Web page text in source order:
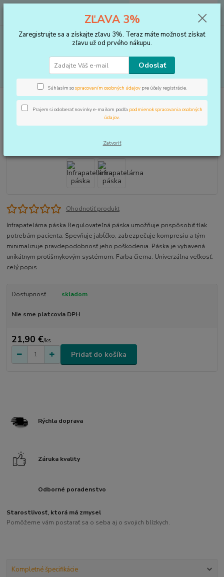
za0 €
Úvod BANDÁŽE Infrapatelárna páska
Infrapatelárna páska
Ohodnotiť produkt
Infrapatelárna páska Regulovateľná páska umožňuje prispôsobiť tlak
potrebám pacienta. Spevňuje jabĺčko, zabezpečuje kompresiu a tým
minimalizuje pravdepodobnosť jeho poškodenia. Páska je vybavená
unikátnym protišmykovým systémom. Farba čierna. Univerzálna veľkosť.
celý popis
Dostupnosť skladom
Nie sme platcovia DPH
21,90 €/ks
Pridať do košíka
Rýchla doprava
Záruka kvality
Odborné poradenstvo
Starostlivosť, ktorá má zmysel
Pomôžeme vám postarať sa o seba aj o svojich blízkych.
Kompletné špecifikácie
ZĽAVA 3%
Zaregistrujte sa a získajte zľavu 3%. Teraz máte možnosť získať
zľavu už od prvého nákupu.
Odoslať
Súhlasím sospracovaním osobných údajov pre účely registrácie.
Prajem si odoberať novinky e-mailom podľa podmienok spracovania osobných
údajov.
Zatvoriť